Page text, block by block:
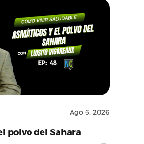
Ago 6, 2026
polvo del Sahara